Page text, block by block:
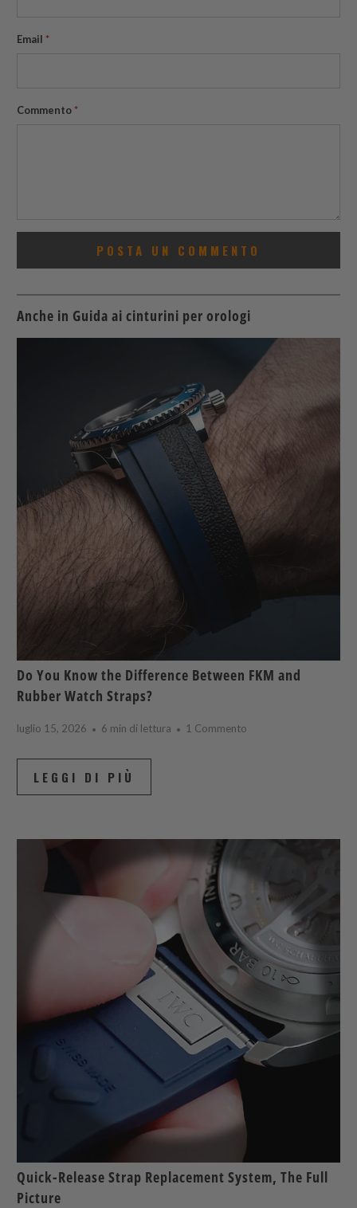
Email *
Commento *
Anche in Guida ai cinturini per orologi
Do You Know the Difference Between FKM and
Rubber Watch Straps?
luglio 15, 2026 6 min di lettura 1 Commento
LEGGI DI PIÙ
Quick-Release Strap Replacement System, The Full
Picture